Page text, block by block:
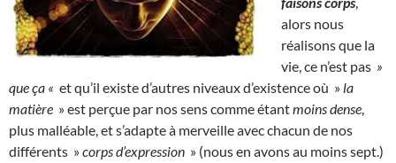
alors nous
réalisons que la
vie, ce n’est pas »
que ça « et qu’il existe d’autres niveaux d’existence où » la
matière » est perçue par nos sens comme étantmoins dense
plus malléable, et s’adapte à merveille avec chacun de nos
différents »corps d’expression » (nous en avons au moins sept.)